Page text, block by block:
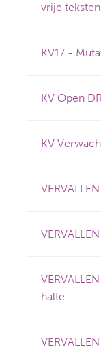
vrije teksten
KV17 -
KV Open
KV
halte